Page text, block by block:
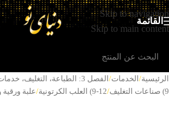
Skip to navigation
Skip to main content
القائمة
الرئيسية/ الخدمات/ الفصل 3: الطباعة، التغلیف، خدمات ما بعد الطباعة
9) صناعات التغلیف
/9-12) العلب الكرتونية /علبة